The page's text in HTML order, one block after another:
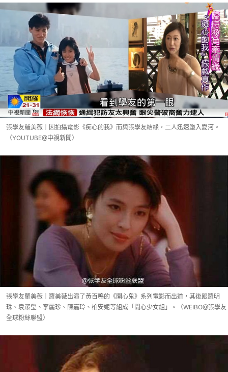
張學友羅美薇｜因拍攝電影《痴心的我》而與張學友結緣，二人迅速墮入愛河。
（YOUTUBE@中視新聞）
張學友羅美薇｜羅美薇出演了黃百鳴的《開心鬼》系列電影而出道，其後跟羅明
珠、袁潔瑩、李麗珍、陳嘉玲、柏安妮等組成「開心少女組」。（WEIBO@張學友
全球粉絲聯盟）